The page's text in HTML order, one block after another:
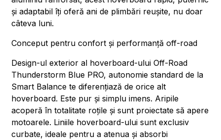
și adaptabil îți oferă ani de plimbări reușite, nu doar
câteva luni.
Conceput pentru confort și performanță off-road
Design-ul exterior al hoverboard-ului Off-Road
Thunderstorm Blue PRO, autonomie standard de la
Smart Balance te diferențiază de orice alt
hoverboard. Este pur și simplu imens. Aripile
acoperă în totalitate roțile și sunt proiectate să apere
motoarele. Liniile hoverboard-ului sunt exclusiv
curbate, ideale pentru a atenua și absorbi